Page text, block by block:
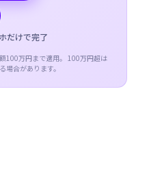
だけで完了
100万円まで適用。 100万円超は
場合があります。